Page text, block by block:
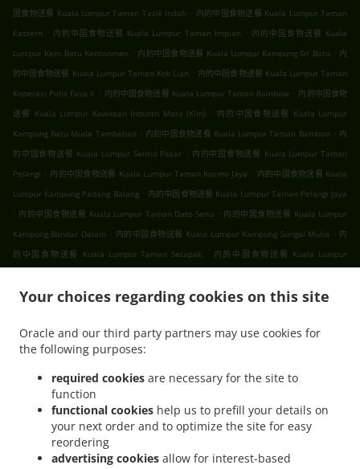
Your choices regarding cookies on this site
Oracle and our third party partners may use cookies for
the following purposes:
required cookies are necessary for the site to
function
functional cookies help us to prefill your details on
your next order and to optimize the site for easy
reordering
advertising cookies allow for interest-based
国食物送餐 Kuala Lumpur Taman Tasik Indah . 内的中国食物送餐 Kuala Lumpur Taman
Eastern . 内的中国食物送餐 Kuala Lumpur Taman Impian . 内的中国食物送餐 Kuala
Lumpur Kem Batu Kentonmen . 内的中国食物送餐 Kuala Lumpur Kampung Sri Batu . 内
的中国食物送餐 Kuala Lumpur Taman Kok Lian . 内的中国食物送餐 Kuala Lumpur Taman
Koperasi Polis Fasa Ii . 内的中国食物送餐 Kuala Lumpur Taman Rainbow . 内的中国食物
送餐 Kuala Lumpur Kawasan Industri Mara (Kim) . 内的中国食物送餐 Kuala Lumpur
Kampung Batu Muda Tambahan . 内的中国食物送餐 Kuala Lumpur Taman Bamboo . 内
的中国食物送餐 Kuala Lumpur Sentul Pasar . 内的中国食物送餐 Kuala Lumpur Taman
Pelangi . 内的中国食物送餐 Kuala Lumpur Taman Kosmo Jaya . 内的中国食物送餐 Kuala
Lumpur Kampung Padang Balang . 内的中国食物送餐 Kuala Lumpur Taman Pelangi Jaya
. 内的中国食物送餐 Kuala Lumpur Taman Dato Senu . 内的中国食物送餐 Kuala Lumpur
Kampung Bandar Dalam . 内的中国食物送餐 Kuala Lumpur Kampung Sungai Mulia . 内
的中国食物送餐 Kuala Lumpur Taman Setapak . 内的中国食物送餐 Kuala Lumpur
物送餐 吉隆坡 班底达南 . 内的中国食物送餐 吉隆坡 敦依斯迈花园 . 内的中国食物送餐 吉隆
园 . 内的中国食物送餐 吉隆坡 国联花园 . 内的中国食物送餐 吉隆坡 彩虹花园 . 内的中国食物
送餐 吉隆坡 泗岩沫 . 内的中国食物送餐 吉隆坡
国食物送餐 Puchong Bandar Puchong Jaya
内的中国食物送餐 Puchong Kampung
Lembah Kinrara . 内的中国食物送餐 Puchong
Sungai Buloh Taman Industri Sungai Buloh
内的中国食物送餐 Sungai Buloh . 内的中国
食物送餐 Batu Caves Sri Utara Kipark
. 内的中国食物送餐 Batu Caves Taman Wahyu
的中国食物送餐 Batu Caves Taman Industri Spring Crest Batu Caves
内的中国食物送餐